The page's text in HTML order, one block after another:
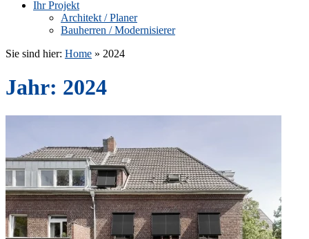
Ihr Projekt
Architekt / Planer
Bauherren / Modernisierer
Sie sind hier: Home » 2024
Jahr: 2024